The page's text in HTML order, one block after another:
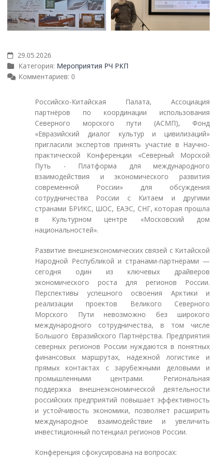
29.05.2026
Категория: Мероприятия РЧ РКП
Комментариев: 0
Российско-Китайская Палата, Ассоциация
партнёров по координации использования
Северного морского пути (АСМП), Фонд
«Евразийский диалог культур и цивилизаций»
пригласили экспертов принять участие в Научно-
практической Конференции «Северный Морской
Путь - Платформа для международного
взаимодействия и экономического развития
современной России» для обсуждения
сотрудничества России с Китаем и другими
странами БРИКС, ШОС, ЕАЭС, СНГ, которая прошла
в Культурном центре «Московский дом
национальностей».
Развитие внешнеэкономических связей с Китайской
Народной Республикой и странами-партнёрами —
сегодня один из ключевых драйверов
экономического роста для регионов России.
Перспективы успешного освоения Арктики и
реализации проектов Великого Северного
Морского Пути невозможно без широкого
международного сотрудничества, в том числе
Большого Евразийского Партнёрства. Предприятия
северных регионов России нуждаются в понятных
финансовых маршрутах, надежной логистике и
прямых контактах с зарубежными деловыми и
промышленными центрами. Региональная
поддержка внешнеэкономической деятельности
российских предприятий повышает эффективность
и устойчивость экономики, позволяет расширить
международное взаимодействие и увеличить
инвестиционный потенциал регионов России.
Конференция сфокусирована на вопросах: